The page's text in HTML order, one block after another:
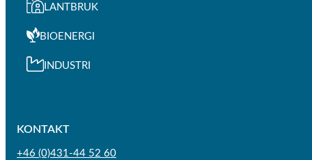
LANTBRUK
BIOENERGI
INDUSTRI
KONTAKT
+46 (0)431-44 52 60